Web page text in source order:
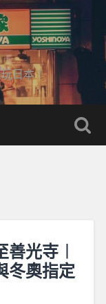
日本！
光寺︱
冬奧指定